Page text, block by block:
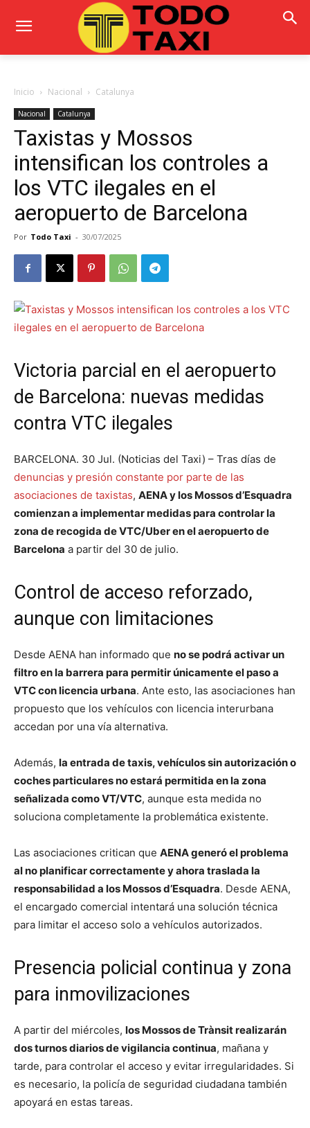
Inicio Nacional Catalunya
Nacional Catalunya
Taxistas y Mossos
intensifican los controles a
los VTC ilegales en el
aeropuerto de Barcelona
Por Todo Taxi - 30/07/2025
Victoria parcial en el aeropuerto
de Barcelona: nuevas medidas
contra VTC ilegales
BARCELONA. 30 Jul. (Noticias del Taxi) – Tras días de
denuncias y presión constante por parte de las
asociaciones de taxistas, AENA y los Mossos d’Esquadra
comienzan a implementar medidas para controlar la
zona de recogida de VTC/Uber en el aeropuerto de
Barcelona a partir del 30 de julio.
Control de acceso reforzado,
aunque con limitaciones
Desde AENA han informado que no se podrá activar un
filtro en la barrera para permitir únicamente el paso a
VTC con licencia urbana. Ante esto, las asociaciones han
propuesto que los vehículos con licencia interurbana
accedan por una vía alternativa.
Además, la entrada de taxis, vehículos sin autorización o
coches particulares no estará permitida en la zona
señalizada como VT/VTC, aunque esta medida no
soluciona completamente la problemática existente.
Las asociaciones critican que AENA generó el problema
al no planificar correctamente y ahora traslada la
responsabilidad a los Mossos d’Esquadra. Desde AENA,
el encargado comercial intentará una solución técnica
para limitar el acceso solo a vehículos autorizados.
Presencia policial continua y zona
para inmovilizaciones
A partir del miércoles, los Mossos de Trànsit realizarán
dos turnos diarios de vigilancia continua, mañana y
tarde, para controlar el acceso y evitar irregularidades. Si
es necesario, la policía de seguridad ciudadana también
apoyará en estas tareas.